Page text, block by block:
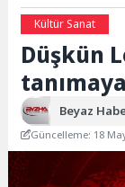
Kültür Sanat
Düşkün
Beyaz
Güncelleme: 18